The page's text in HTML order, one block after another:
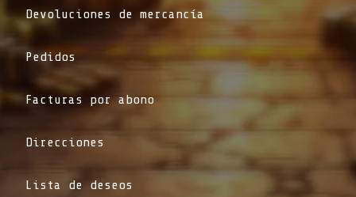
Devoluciones de mercancía
Pedidos
Facturas por abono
Direcciones
Lista de deseos